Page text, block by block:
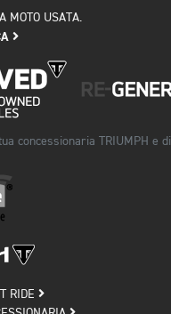
MOTO USATA.
concessionaria TRIUMPH e di
RIDE